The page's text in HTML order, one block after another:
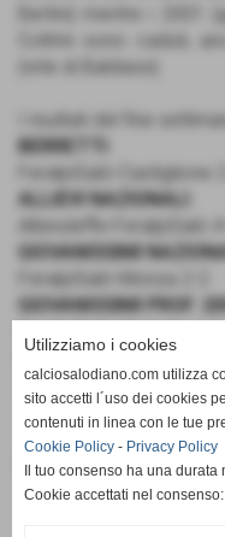
Bertini) mentre i 2001 (
Coltrini sono caduti,
(rete di Baldassi).
I risultati del fine
BERRETTI:
FeralpiSalò-Castiglione
ALLIEVI NAZIONALI:
Albinoleffe-FeralpiSalò 4-
GIOVANISSIMI
FeralpiSalò-Monza 2-2
GIOVANISSIMI PROF.
GIOVANISSIMI PROF.
Como-FeralpiSalò 2-1
Fonte:Calcio Salodiano
Utilizziamo i cookies
calciosalodiano.com utilizza
sito accetti l´uso dei cookies
contenuti in linea con le tue
Cookie Policy - Privacy Policy
Il tuo consenso ha una
Cookie accettati nel